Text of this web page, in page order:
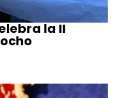
la II